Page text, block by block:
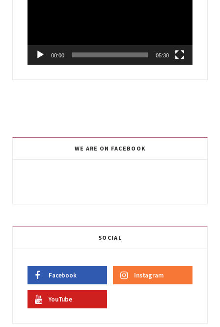
00:00 05:30
WE ARE ON FACEBOOK
SOCIAL
Facebook Instagram
YouTube